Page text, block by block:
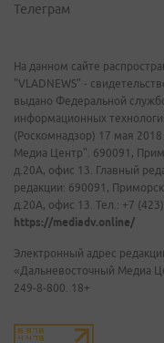
Телеграм
На данном сайте
"VLADNEWS" -
выдано Федеральной
информационных
(Роскомнадзор) 17 мая
Медиа Центр". 690091,
д.20А, офис 13. Главный
редакции: 690091,
д.20А, офис 13. Тел.: +7
https://mediadv.online/
Электронный адрес
«Дальневосточный Медиа
249-8-800. 18+